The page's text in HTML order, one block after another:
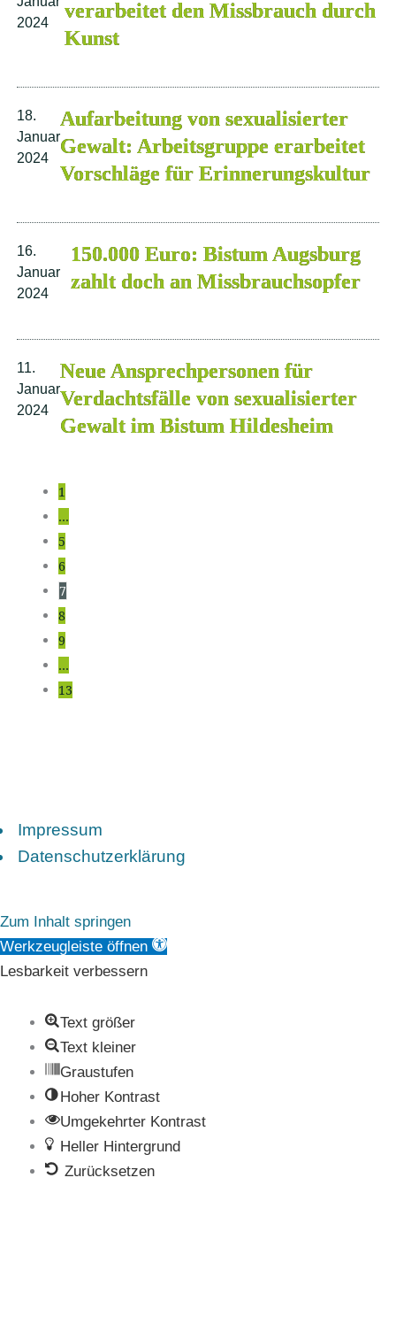
2024
verarbeitet den Missbrauch durch
Kunst
18.
Januar
2024
Aufarbeitung von sexualisierter
Gewalt: Arbeitsgruppe erarbeitet
Vorschläge für Erinnerungskultur
16.
Januar
2024
150.000 Euro: Bistum Augsburg
zahlt doch an Missbrauchsopfer
11.
Januar
2024
Neue Ansprechpersonen für
Verdachtsfälle von sexualisierter
Gewalt im Bistum Hildesheim
1
…
5
6
7
8
9
…
13
Impressum
Datenschutzerklärung
Zum Inhalt springen
Werkzeugleiste öffnen
Lesbarkeit verbessern
Text größer
Text kleiner
Graustufen
Hoher Kontrast
Umgekehrter Kontrast
Heller Hintergrund
Zurücksetzen